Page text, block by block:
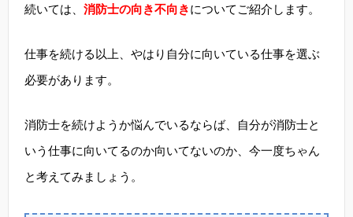
続いては、 消防士の向き不向きについてご紹介します。
仕事を続ける以上、やはり自分に向いている仕事を選ぶ
必要があります。
消防士を続けようか悩んでいるならば、自分が消防士と
いう仕事に向いてるのか向いてないのか、今一度ちゃん
と考えてみましょう。